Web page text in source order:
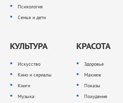
Психология
Семья и дети
КУЛЬТУРА
Искусство
Кино и сериалы
Книги
Музыка
КРАСОТА
Здоровье
Макияж
Показы
Похудение